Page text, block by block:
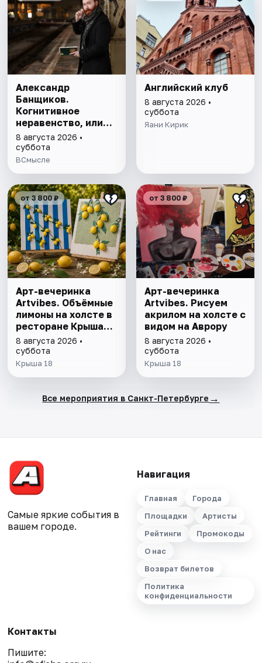
Александр
Банщиков.
Когнитивное
неравенство, или
почему умные
умнеют, а глупые
глупеют
8 августа 2026 •
суббота
ВСмысле
Английский клуб
8 августа 2026 •
суббота
Яани Кирик
от 3 800 ₽
Арт-вечеринка
Artvibes. Объёмные
лимоны на холсте в
ресторане Крыша
18
8 августа 2026 •
суббота
Крыша 18
от 3 800 ₽
Арт-вечеринка
Artvibes. Рисуем
акрилом на холсте с
видом на Аврору
8 августа 2026 •
суббота
Крыша 18
Все мероприятия в Санкт-Петербурге →
Самые яркие события в
вашем городе.
Навигация
Главная
Города
Площадки
Артисты
Рейтинги
Промокоды
О нас
Возврат билетов
Политика
конфиденциальности
Контакты
Пишите: